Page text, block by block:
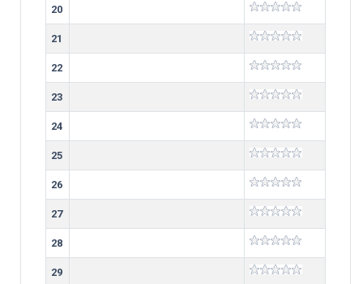
20
21
22
23
24
25
26
27
28
29